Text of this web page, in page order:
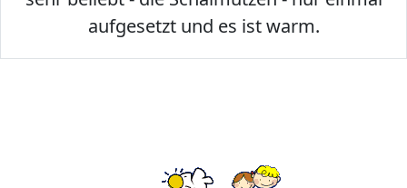
aufgesetzt und es ist warm.